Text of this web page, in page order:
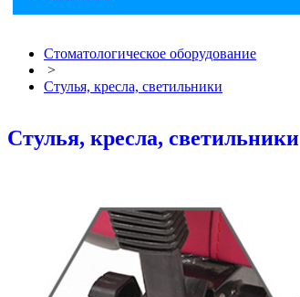
Стоматологическое оборудование
>
Стулья, кресла, светильники
Стулья, кресла, светильники